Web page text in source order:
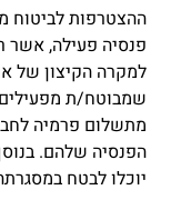
ההצטרפות לביטוח
פנסיה פעילה, אשר
למקרה הקיצון של
שמבוטח/ת
מתשלום פרמיה
הפנסיה שלהם.
יוכלו לבטח במסגרתה